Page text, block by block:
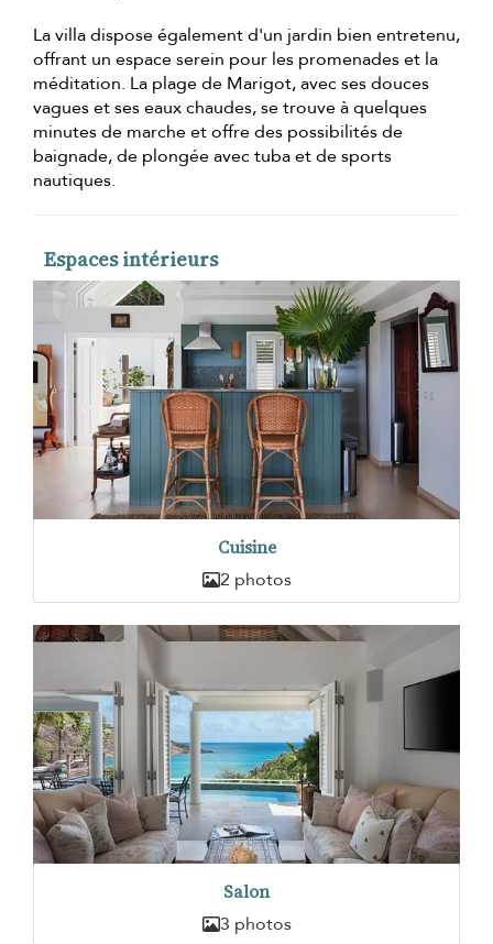
La villa dispose également d'un jardin bien entretenu,
offrant un espace serein pour les promenades et la
méditation. La plage de Marigot, avec ses douces
vagues et ses eaux chaudes, se trouve à quelques
minutes de marche et offre des possibilités de
baignade, de plongée avec tuba et de sports
nautiques.
Espaces intérieurs
Cuisine
2 photos
Salon
3 photos